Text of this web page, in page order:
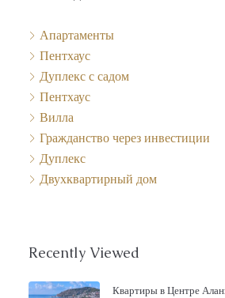
Апартаменты
Пентхаус
Дуплекс с садом
Пентхаус
Вилла
Гражданство через инвестиции
Дуплекс
Двухквартирный дом
Recently Viewed
Квартиры в Центре